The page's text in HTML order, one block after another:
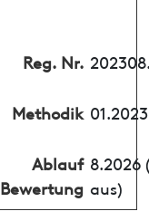
Reg. Nr.
Methodik
Ablauf
Bewertung
8.2026
aus)